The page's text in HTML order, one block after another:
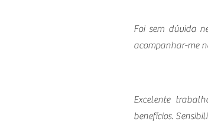
Foi sem dúvida
acompanhar-me
Excelente
benefícios.